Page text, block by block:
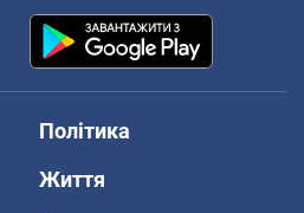
Політика
Життя